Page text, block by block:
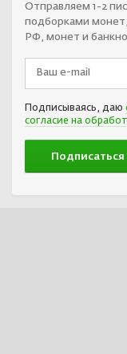
Отправляем 1-2
подборками
РФ, монет и
Подписываясь, даю
согласие на